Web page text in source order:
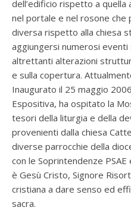
dell’edificio rispetto a
nel portale e nel rosone
diversa rispetto alla chiesa
aggiungersi numerosi eventi
altrettanti alterazioni
e sulla copertura.
Inaugurato il 25 maggio
Espositiva, ha ospitato la
tesori della liturgia e della
provenienti dalla chiesa
diverse parrocchie della
con le Soprintendenze PSAE
è Gesù Cristo, Signore
cristiana a dare senso ed
sacra.